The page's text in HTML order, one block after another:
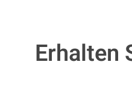
Erhalten